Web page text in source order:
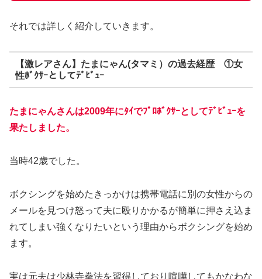
それでは詳しく紹介していきます。
【激レアさん】たまにゃん(タマミ）の過去経歴 ①女
性ﾎﾞｸｻｰとしてﾃﾞﾋﾞｭｰ
たまにゃんさんは2009年にﾀｲでﾌﾟﾛﾎﾞｸｻｰとしてﾃﾞﾋﾞｭｰを
果たしました。
当時42歳でした。
ボクシングを始めたきっかけは携帯電話に別の女性からの
メールを見つけ怒って夫に殴りかかるが簡単に押さえ込ま
れてしまい強くなりたいという理由からボクシングを始め
ます。
実は元夫は少林寺拳法を習得しており喧嘩してもかなわな